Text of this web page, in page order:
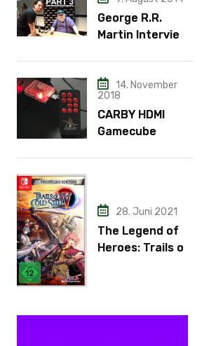
George R.R.
Martin Interview
14. November
2018
CARBY HDMI
Gamecube
28. Juni 2021
The Legend of
Heroes: Trails of